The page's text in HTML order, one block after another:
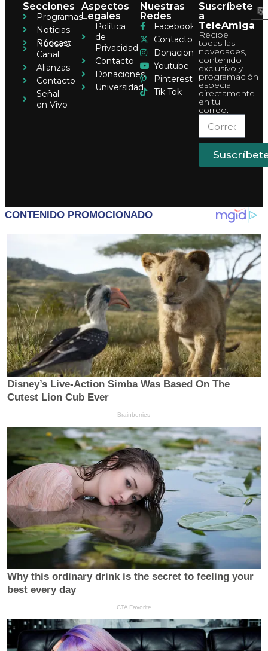
Secciones
Programas
Noticias
Pódcast
Nuestro
Canal
Alianzas
Contacto
Señal
en Vivo
Aspectos
Legales
Política
de
Privacidad
Contacto
Donaciones
Universidad
Nuestras
Redes
Facebook
Contacto
Donaciones
Youtube
Pinterest
Tik Tok
Suscríbete
a
TeleAmiga
Recibe
todas las
novedades,
contenido
exclusivo y
programación
especial
directamente
en tu
correo.